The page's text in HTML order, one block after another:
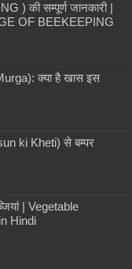
) की सम्पूर्ण जानकारी |
OF BEEKEEPING
क्या है खास इस
ki Kheti) से बम्पर
| Vegetable
Hindi